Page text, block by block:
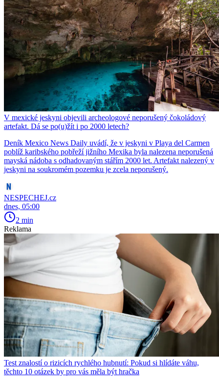
V mexické jeskyni objevili archeologové neporušený čokoládový
artefakt. Dá se po(u)žít i po 2000 letech?
Deník Mexico News Daily uvádí, že v jeskyni v Playa del Carmen
poblíž karibského pobřeží jižního Mexika byla nalezena neporušená
mayská nádoba s odhadovaným stářím 2000 let. Artefakt nalezený v
jeskyni na soukromém pozemku je zcela neporušený.
NESPECHEJ.cz
dnes, 05:00
2 min
Reklama
Test znalostí o rizicích rychlého hubnutí: Pokud si hlídáte váhu,
těchto 10 otázek by pro vás měla být hračka